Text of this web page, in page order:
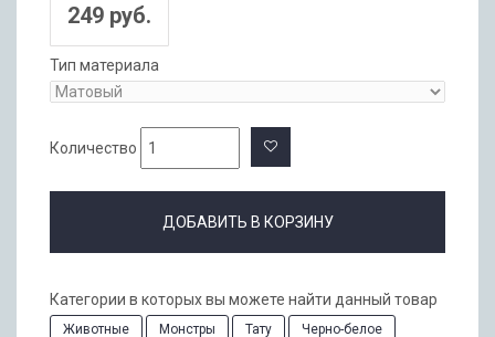
249 руб.
Тип материала
Количество
ДОБАВИТЬ В КОРЗИНУ
Категории в которых вы можете найти данный товар
Животные Монстры Тату Черно-белое